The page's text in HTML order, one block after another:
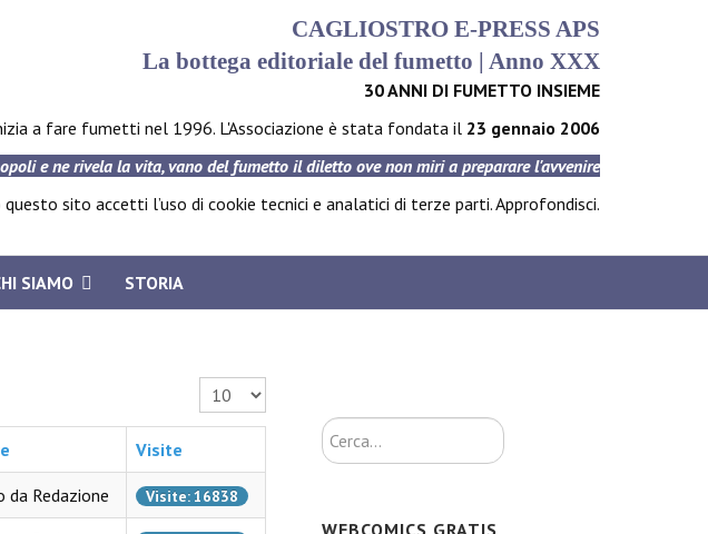
CAGLIOSTRO E-PRESS APS
La bottega editoriale del fumetto | Anno XXX
30 ANNI DI FUMETTO INSIEME
a fare fumetti nel 1996. L'Associazione è stata fondata il 23 gennaio 2006
e ne rivela la vita, vano del fumetto il diletto ove non miri a preparare l'avvenire
sito accetti l’uso di cookie tecnici e analatici di terze parti.Approfondisci.
SIAMO STORIA
Visualizza n.
Visite
da Redazione Visite: 16838
Cerca...
WEBCOMICS GRATIS